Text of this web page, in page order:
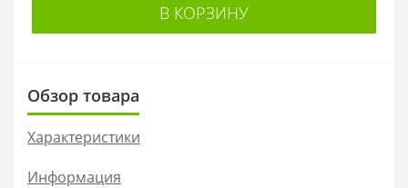
В КОРЗИНУ
Обзор товара
Характеристики
Информация